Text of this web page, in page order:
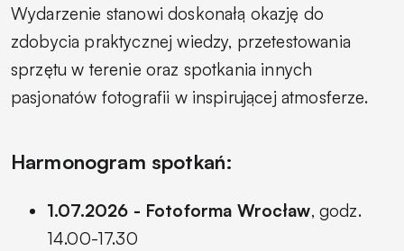
Wydarzenie stanowi doskonałą okazję do
zdobycia praktycznej wiedzy, przetestowania
sprzętu w terenie oraz spotkania innych
pasjonatów fotografii w inspirującej atmosferze.
Harmonogram spotkań:
1.07.2026 - Fotoforma Wrocław, godz.
14.00-17.30